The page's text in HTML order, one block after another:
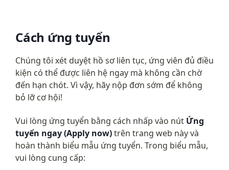
Cách ứng tuyển
Chúng tôi xét duyệt hồ sơ liên tục, ứng viên đủ điều
kiện có thể được liên hệ ngay mà không cần chờ
đến hạn chót. Vì vậy, hãy nộp đơn sớm để không
bỏ lỡ cơ hội!
Vui lòng ứng tuyển bằng cách nhấp vào nút Ứng
tuyển ngay (Apply now) trên trang web này và
hoàn thành biểu mẫu ứng tuyển. Trong biểu mẫu,
vui lòng cung cấp: